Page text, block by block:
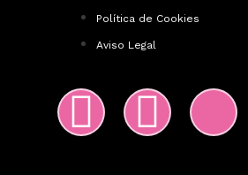
Política de Cookies
Aviso Legal